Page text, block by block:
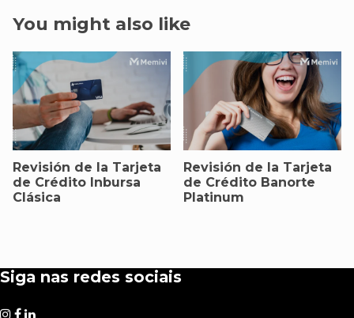
You might also like
Revisión de la Tarjeta
de Crédito Inbursa
Clásica
Revisión de la Tarjeta
de Crédito Banorte
Platinum
Siga nas redes sociais